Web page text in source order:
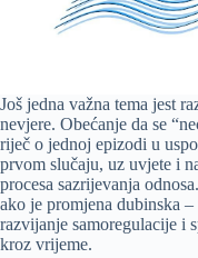
Još jedna važna tema jest
nevjere. Obećanje da se
riječ o jednoj epizodi u
prvom slučaju, uz uvjete i
procesa sazrijevanja
ako je promjena dubinska
razvijanje samoregulacije i
kroz vrijeme.